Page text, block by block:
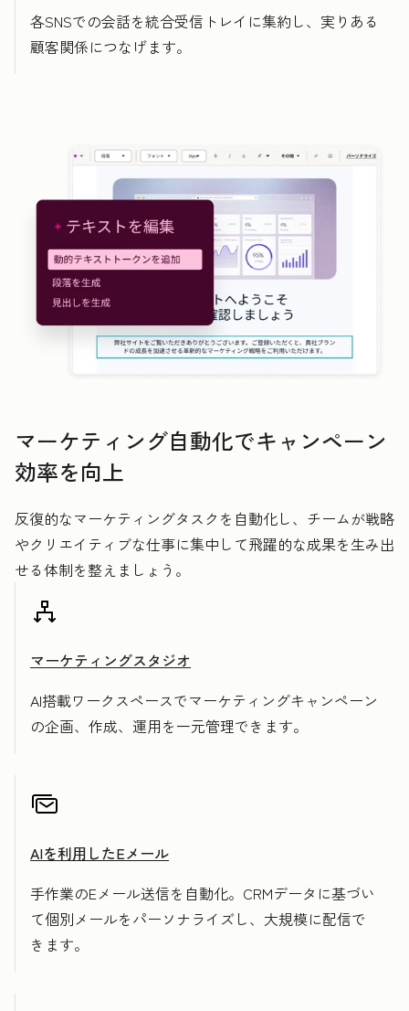
各SNSでの会話を統合受信トレイに集約し、実りある
顧客関係につなげます。
マーケティング自動化でキャンペーン
効率を向上
反復的なマーケティングタスクを自動化し、チームが戦略
やクリエイティブな仕事に集中して飛躍的な成果を生み出
せる体制を整えましょう。
マーケティングスタジオ
AI搭載ワークスペースでマーケティングキャンペーン
の企画、作成、運用を一元管理できます。
AIを利用したEメール
手作業のEメール送信を自動化。CRMデータに基づい
て個別メールをパーソナライズし、大規模に配信で
きます。